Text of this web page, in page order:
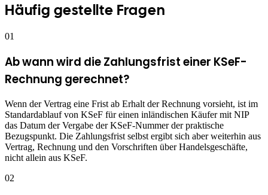
Häufig gestellte Fragen
01
Ab wann wird die Zahlungsfrist einer KSeF-
Rechnung gerechnet?
Wenn der Vertrag eine Frist ab Erhalt der Rechnung vorsieht, ist im
Standardablauf von KSeF für einen inländischen Käufer mit NIP
das Datum der Vergabe der KSeF-Nummer der praktische
Bezugspunkt. Die Zahlungsfrist selbst ergibt sich aber weiterhin aus
Vertrag, Rechnung und den Vorschriften über Handelsgeschäfte,
nicht allein aus KSeF.
02